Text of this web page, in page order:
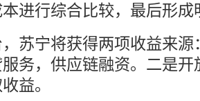
进行综合比较，最后形成
苏宁将获得两项收益来
务，供应链融资。二是
益。